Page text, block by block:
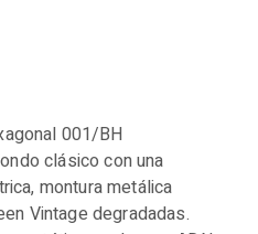
001/BH
clásico con una
montura metálica
Vintage degradadas.